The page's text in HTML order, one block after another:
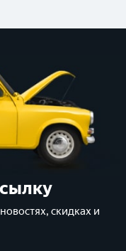
скидках и